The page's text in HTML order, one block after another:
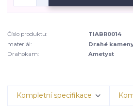
Číslo produktu:
TIABR0014
materiál:
Drahé
Drahokam:
Ametyst
Kompletní specifikace